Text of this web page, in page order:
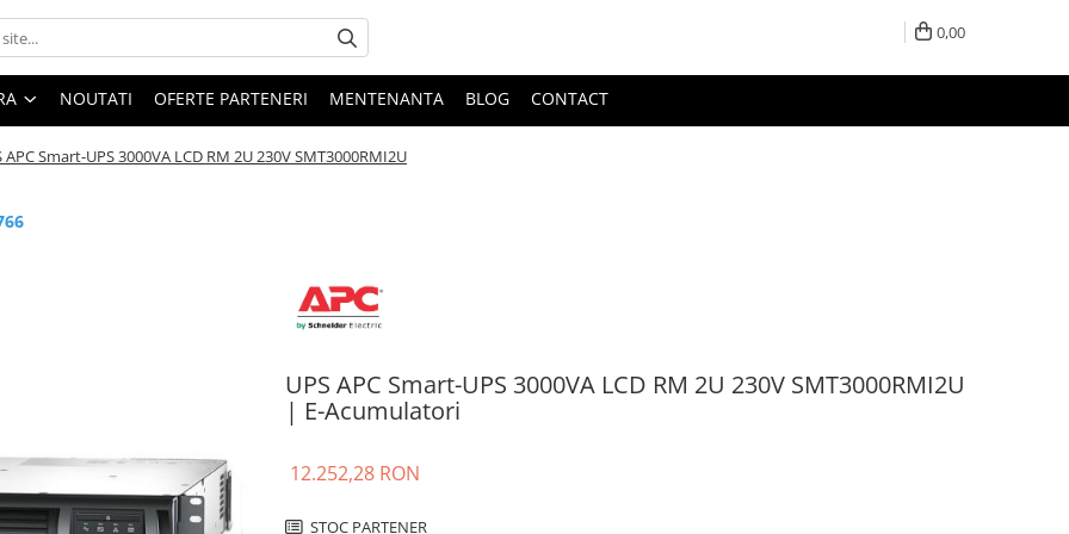
0,00
NOUTATI OFERTE PARTENERI MENTENANTA BLOG CONTACT
APC Smart-UPS 3000VA LCD RM 2U 230V SMT3000RMI2U
UPS APC Smart-UPS 3000VA LCD RM 2U 230V SMT3000RMI2U
| E-Acumulatori
12.252,28 RON
STOC PARTENER